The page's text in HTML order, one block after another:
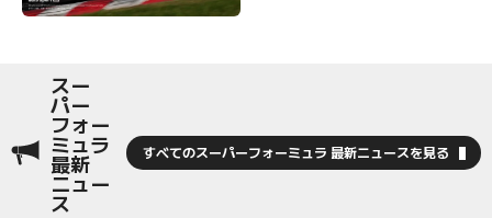
スー
パー
フォー
ミュラ
最新
ニュー
ス
すべてのスーパーフォーミュラ 最新ニュースを見る